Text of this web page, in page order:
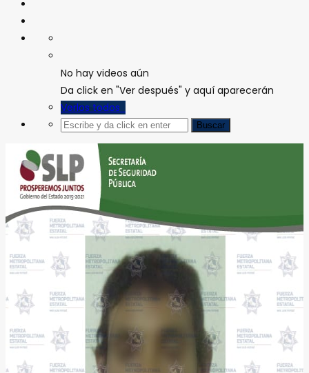
No hay videos aún
Da click en "Ver después" y aquí aparecerán
Verlos todos